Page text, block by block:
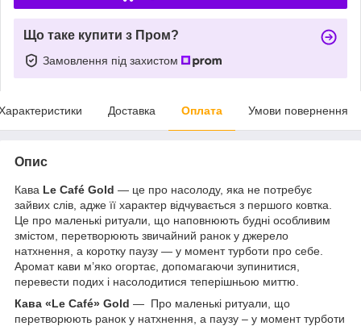
Що таке купити з Пром?
Замовлення під захистом
Доставка Оплата Умови повернення
Опис
Кава Le Café Gold — це про насолоду, яка не потребує
зайвих слів, адже її характер відчувається з першого ковтка.
Це про маленькі ритуали, що наповнюють будні особливим
змістом, перетворюють звичайний ранок у джерело
натхнення, а коротку паузу — у момент турботи про себе.
Аромат кави м’яко огортає, допомагаючи зупинитися,
перевести подих і насолодитися теперішньою миттю.
Кава «Le Café» Gold — Про маленькі ритуали, що
перетворюють ранок у натхнення, а паузу – у момент турботи